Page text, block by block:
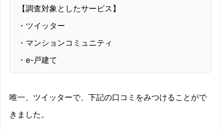
【調査対象としたサービス】
・ツイッター
・マンションコミュニティ
・e-戸建て
唯一、ツイッターで、下記の口コミをみつけることがで
きました。